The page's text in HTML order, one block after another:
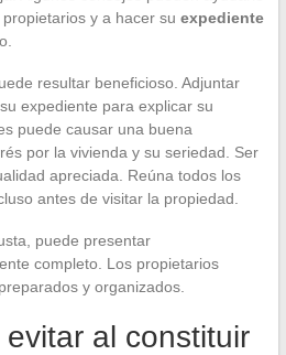
y a hacer su expediente
resultar beneficioso. Adjuntar
expediente para explicar su
puede causar una buena
por la vivienda y su seriedad. Ser
apreciada. Reúna todos los
antes de visitar la propiedad.
puede presentar
completo. Los propietarios
y organizados.
al constituir